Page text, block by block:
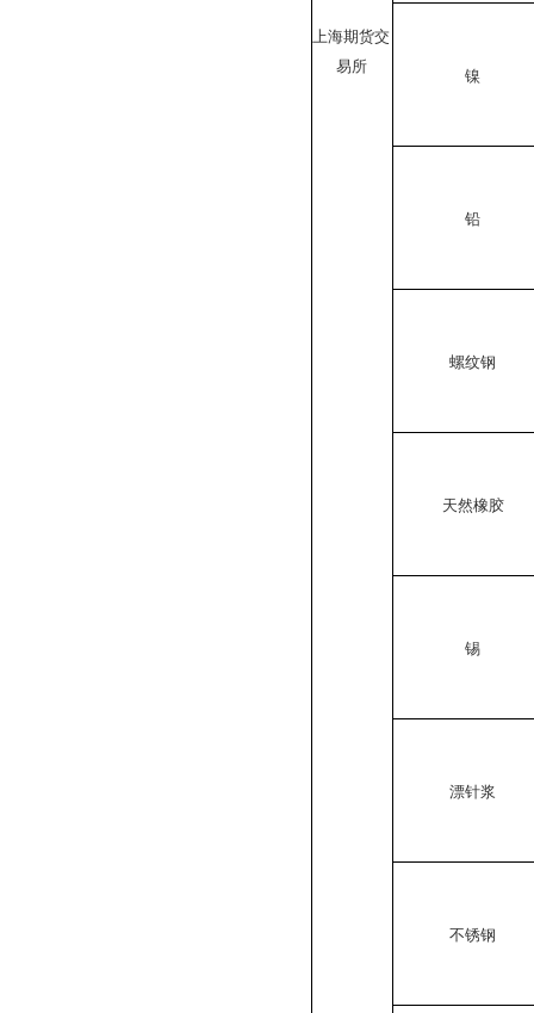
上海期货交
易所
镍
铅
螺纹钢
天然橡胶
锡
漂针浆
不锈钢